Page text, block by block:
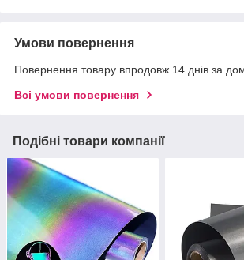
Умови повернення
Повернення товару впродовж 14 днів за
Всі умови повернення
Подібні товари компанії